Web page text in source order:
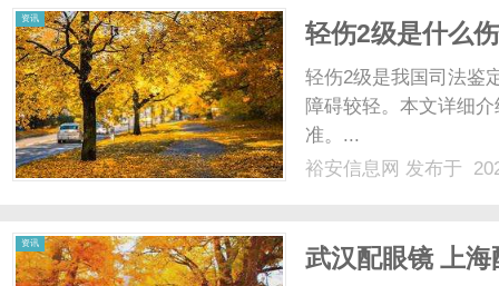
资讯
轻伤2级是什么
轻伤2级是我国司法鉴
障碍较轻。本文详细
准。...
裕安信息网 发布于
资讯
武汉配眼镜 上海